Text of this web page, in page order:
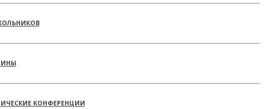
КОНФЕРЕНЦИИ